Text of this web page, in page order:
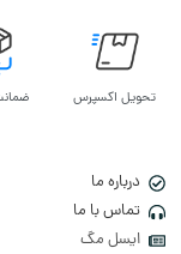
تحویل اکسپرس
درباره ما
تماس با ما
ایسل مگ